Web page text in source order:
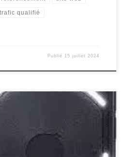
trafic qualifié
Publié 15 juillet 2024
de notre époque Dans
est devenu un compagnon
communiquer avec nos proches,